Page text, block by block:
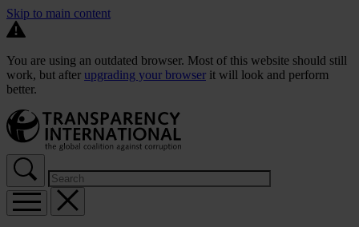
Skip to main content
You are using an outdated browser. Most of this website should still
work, but after upgrading your browser it will look and perform
better.